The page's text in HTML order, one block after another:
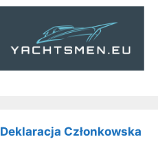
Deklaracja Członkowska